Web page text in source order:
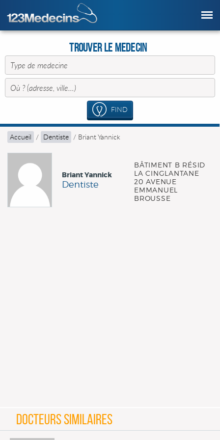
Trouver le Medecin
FIND
Accueil / Dentiste / Briant Yannick
Briant Yannick
Dentiste
BÂTIMENT B RÉSID
LA CINGLANTANE
20 AVENUE
EMMANUEL
BROUSSE
DOCTEURS SIMILAIRES